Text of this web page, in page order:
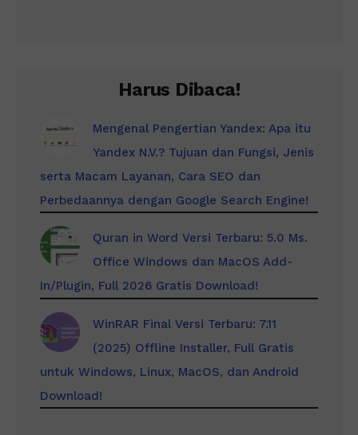
Harus Dibaca!
Mengenal Pengertian Yandex: Apa itu
Yandex N.V.? Tujuan dan Fungsi, Jenis
serta Macam Layanan, Cara SEO dan
Perbedaannya dengan Google Search Engine!
Quran in Word Versi Terbaru: 5.0 Ms.
Office Windows dan MacOS Add-
In/Plugin, Full 2026 Gratis Download!
WinRAR Final Versi Terbaru: 7.11
(2025) Offline Installer, Full Gratis
untuk Windows, Linux, MacOS, dan Android
Download!